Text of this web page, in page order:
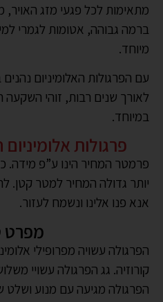
מתאימות לכל פגעי מזג האויר,
ברמה גבוהה, אטומות לגמרי
מיוחד.
עם הפרגולות האלומיניום
לאורך שנים רבות, זוהי
במיוחד.
פרגולות
פרמטר המחיר הינו ע”פ מידה.
יותר גדולה המחיר למטר קטן.
אנא פנו אלינו ונשמח לעזור.
מפרט
הפרגולה עשויה מפרופילי
הפרגולה מגיעה עם מנוע